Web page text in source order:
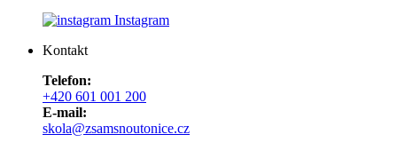
Instagram
Kontakt
Telefon:
+420 601 001 200
E-mail:
skola@zsamsnoutonice.cz